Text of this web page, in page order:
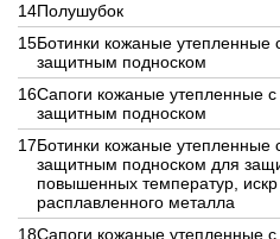
14Полушубок
15Ботинки кожаные утепленные
защитным подноском
16Сапоги кожаные утепленные с
защитным подноском
17Ботинки кожаные утепленные
защитным подноском для
повышенных температур, искр
расплавленного металла
18Сапоги кожаные утепленные с